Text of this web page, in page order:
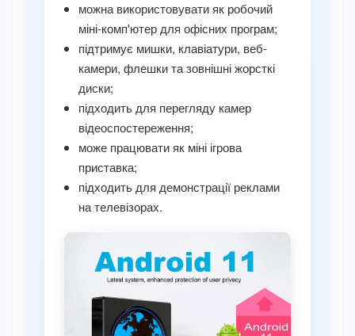
можна використовувати як робочий
міні-комп'ютер для офісних програм;
підтримує мишки, клавіатури, веб-
камери, флешки та зовнішні жорсткі
диски;
підходить для перегляду камер
відеоспостереження;
може працювати як міні ігрова
приставка;
підходить для демонстрації реклами
на телевізорах.